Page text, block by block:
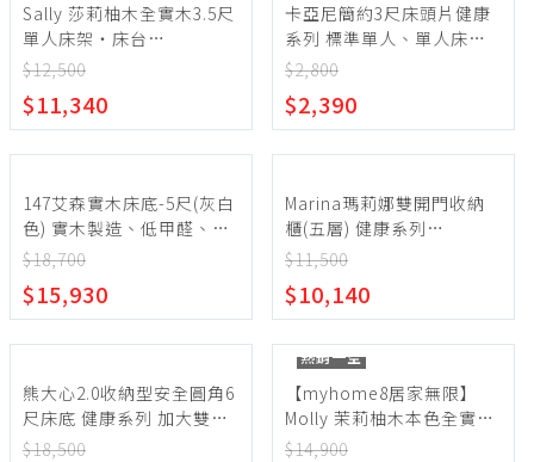
Sally 莎莉柚木全實木3.5尺
單人床架‧床台
【myhome8居家無限】
$12,500
$11,340
卡亞尼簡約3尺床頭片健康
系列 標準單人、單人床片
【myhome8居家無限】
$2,800
$2,390
147艾森實木床底-5尺(灰白
色) 實木製造、低甲醛、標
準雙人、雙人床架
$18,700
$15,930
Marina瑪莉娜雙開門收納
櫃(五層) 健康系列
【myhome8居家無限】
$11,500
$10,140
熊大心2.0收納型安全圓角6
尺床底 健康系列 加大雙人
床、雙人床架、雙人床台、
$18,500
熱銷一空
【myhome8居家無限】
Molly 茉莉柚木本色全實木
床底 6尺
$14,900